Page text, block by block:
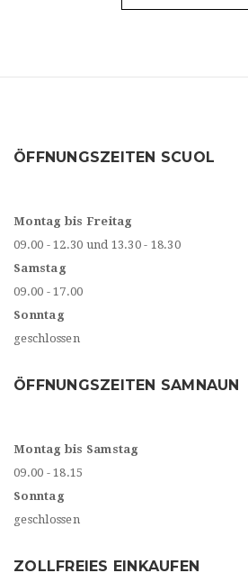
ÖFFNUNGSZEITEN SCUOL
Montag bis Freitag
09.00 - 12.30 und 13.30 - 18.30
Samstag
09.00 - 17.00
Sonntag
geschlossen
ÖFFNUNGSZEITEN SAMNAUN
Montag bis Samstag
09.00 - 18.15
Sonntag
geschlossen
ZOLLFREIES EINKAUFEN